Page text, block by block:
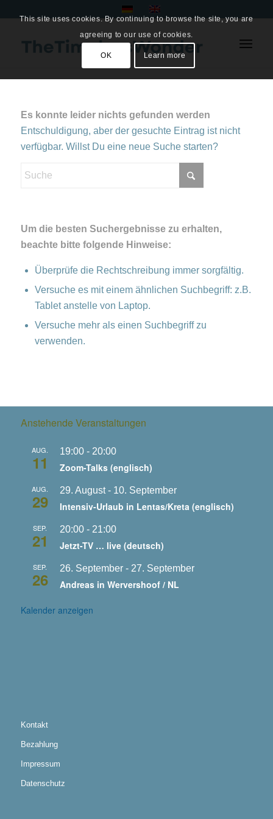
Es konnte leider nichts gefunden werden
Entschuldigung, aber der gesuchte Eintrag ist nicht
verfügbar. Willst Du eine neue Suche starten?
Um die besten Suchergebnisse zu erhalten,
beachte bitte folgende Hinweise:
Überprüfe die Rechtschreibung immer sorgfältig.
Versuche es mit einem ähnlichen Suchbegriff: z.B.
Tablet anstelle von Laptop.
Versuche mehr als einen Suchbegriff zu
verwenden.
Anstehende Veranstaltungen
AUG.
11
19:00- 20:00
Zoom-Talks (englisch)
AUG.
29
29. August- 10. September
Intensiv-Urlaub in Lentas/Kreta (englisch)
SEP.
21
20:00- 21:00
Jetzt-TV … live (deutsch)
SEP.
26
26. September- 27. September
Andreas in Wervershoof / NL
Kalender anzeigen
Kontakt
Bezahlung
Impressum
Datenschutz
This site uses cookies. By continuing to browse the site, you are
agreeing to our use of cookies.
OK Learn more